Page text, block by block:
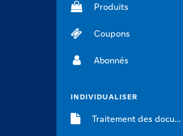
Produits
Coupons
Abonnés
INDIVIDUALISER
Traitement des documents